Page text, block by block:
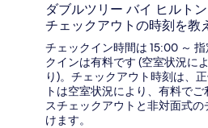
ダブルツリー バイ ヒルト
チェックアウトの時刻を教
チェックイン時間は 15:00 ～
クインは有料です (空室状況に
り)。チェックアウト時刻は、
トは空室状況により、有料で
スチェックアウトと非対面式
けます。